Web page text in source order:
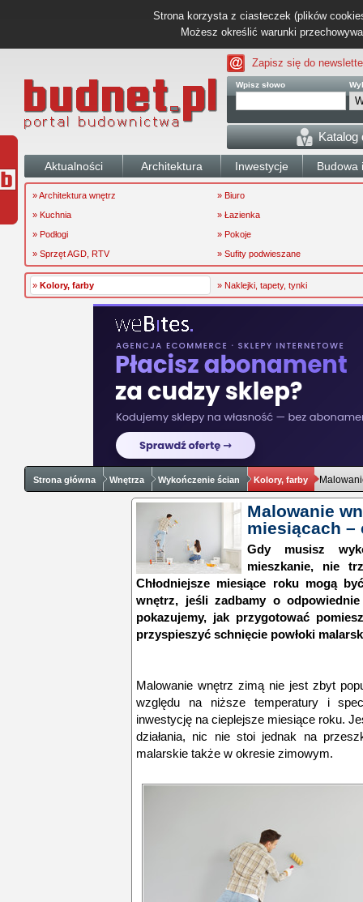
Strona korzysta z ciasteczek (plików
Możesz określić warunki
Zapisz się do
Wpisz słowo
Katalog
Aktualności Architektura Inwestycje Budowa
» Architektura wnętrz
» Biuro
» Kuchnia
» Łazienka
» Podłogi
» Pokoje
» Sprzęt AGD, RTV
» Sufity podwieszane
» Kolory, farby » Naklejki, tapety, tynki
Strona główna Wnętrza Wykończenie ścian Kolory, farby
Malowanie
miesiącach –
Gdy musisz
mieszkanie, nie
Chłodniejsze miesiące roku mogą
wnętrz, jeśli zadbamy o
pokazujemy, jak przygotować
przyspieszyć schnięcie powłoki
Malowanie wnętrz zimą nie jest zbyt
względu na niższe temperatury i
inwestycję na cieplejsze miesiące roku.
działania, nic nie stoi jednak na
malarskie także w okresie zimowym.